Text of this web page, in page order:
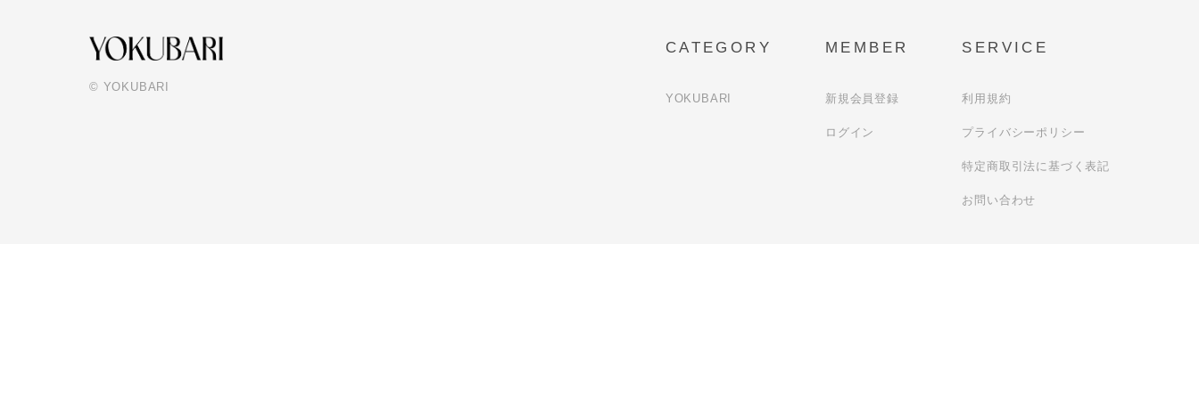
© YOKUBARI
CATEGORY
YOKUBARI
MEMBER
新規会員登録
ログイン
SERVICE
利用規約
プライバシーポリシー
特定商取引法に基づく表記
お問い合わせ